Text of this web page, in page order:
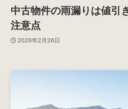
中古物件の雨漏りは値引
注意点
2026年2月26日